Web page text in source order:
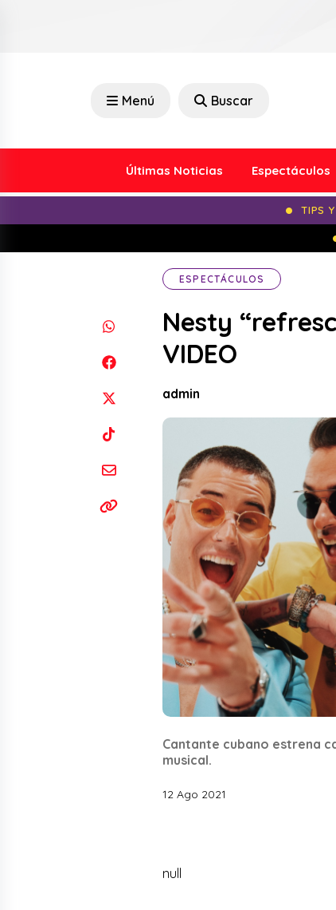
Menú Buscar
Últimas Noticias Espectáculos
TIPS
ESPECTÁCULOS
Nesty
VIDEO
admin
Cantante cubano estrena
musical.
12 Ago 2021
null